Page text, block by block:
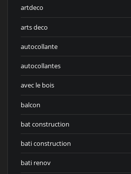
artdeco
arts deco
autocollante
autocollantes
avec le bois
balcon
bat construction
bati construction
bati renov